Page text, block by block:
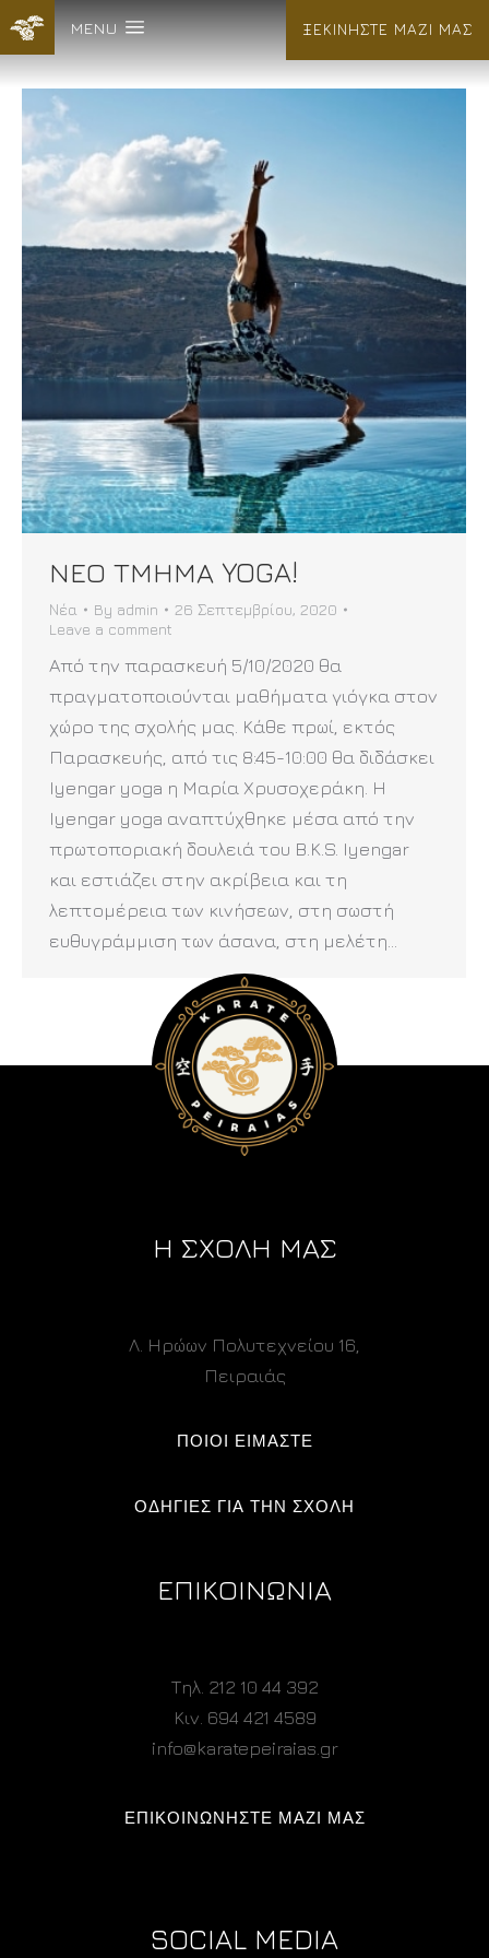
MENU ΞΕΚΙΝΗΣΤΕ ΜΑΖΙ ΜΑΣ
ΝΕΟ ΤΜΗΜΑ YOGA!
Νέα By admin
26 Σεπτεμβρίου, 2020
Leave a comment
Από την παρασκευή 5/10/2020 θα
πραγματοποιούνται μαθήματα γιόγκα στον
χώρο της σχολής μας. Κάθε πρωί, εκτός
Παρασκευής, από τις 8:45-10:00 θα διδάσκει
Iyengar yoga η Μαρία Χρυσοχεράκη. Η
Iyengar yoga αναπτύχθηκε μέσα από την
πρωτοποριακή δουλειά του B.K.S. Iyengar
και εστιάζει στην ακρίβεια και τη
λεπτομέρεια των κινήσεων, στη σωστή
ευθυγράμμιση των άσανα, στη μελέτη…
Η ΣΧΟΛΗ ΜΑΣ
Λ. Ηρώων Πολυτεχνείου 16,
Πειραιάς
ΠΟΙΟΙ ΕΙΜΑΣΤΕ
ΟΔΗΓΙΕΣ ΓΙΑ ΤΗΝ ΣΧΟΛΗ
ΕΠΙΚΟΙΝΩΝΙΑ
Τηλ. 212 10 44 392
Κιν. 694 421 4589
info@karatepeiraias.gr
ΕΠΙΚΟΙΝΩΝΗΣΤΕ ΜΑΖΙ ΜΑΣ
SOCIAL MEDIA